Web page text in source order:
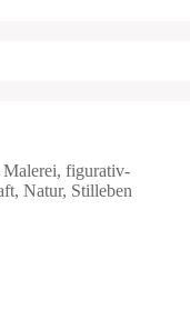
Malerei, figurativ-
Natur, Stilleben